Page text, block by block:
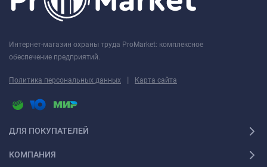
Интернет-магазин охраны труда ProMarket: комплексное
обеспечение предприятий.
Политика персональных данных | Карта сайта
ДЛЯ ПОКУПАТЕЛЕЙ
КОМПАНИЯ